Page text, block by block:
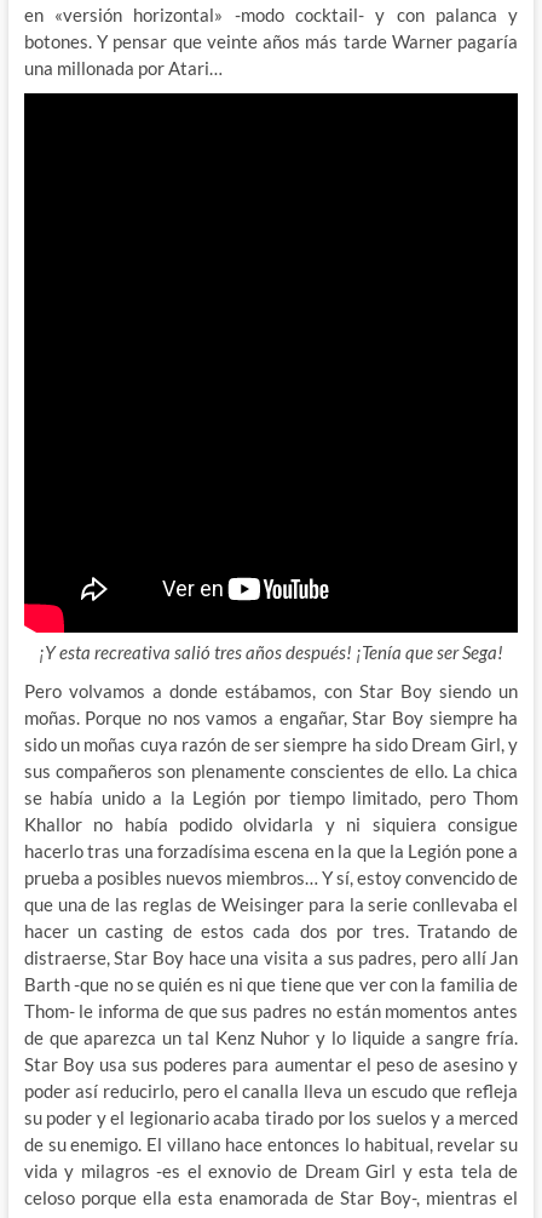
en «versión horizontal» -modo cocktail- y con palanca y
botones. Y pensar que veinte años más tarde Warner pagaría
una millonada por Atari…
¡Y esta recreativa salió tres años después! ¡Tenía que ser Sega!
Pero volvamos a donde estábamos, con Star Boy siendo un
moñas. Porque no nos vamos a engañar, Star Boy siempre ha
sido un moñas cuya razón de ser siempre ha sido Dream Girl, y
sus compañeros son plenamente conscientes de ello. La chica
se había unido a la Legión por tiempo limitado, pero Thom
Khallor no había podido olvidarla y ni siquiera consigue
hacerlo tras una forzadísima escena en la que la Legión pone a
prueba a posibles nuevos miembros… Y sí, estoy convencido de
que una de las reglas de Weisinger para la serie conllevaba el
hacer un casting de estos cada dos por tres. Tratando de
distraerse, Star Boy hace una visita a sus padres, pero allí Jan
Barth -que no se quién es ni que tiene que ver con la familia de
Thom- le informa de que sus padres no están momentos antes
de que aparezca un tal Kenz Nuhor y lo liquide a sangre fría.
Star Boy usa sus poderes para aumentar el peso de asesino y
poder así reducirlo, pero el canalla lleva un escudo que refleja
su poder y el legionario acaba tirado por los suelos y a merced
de su enemigo. El villano hace entonces lo habitual, revelar su
vida y milagros -es el exnovio de Dream Girl y esta tela de
celoso porque ella esta enamorada de Star Boy-, mientras el